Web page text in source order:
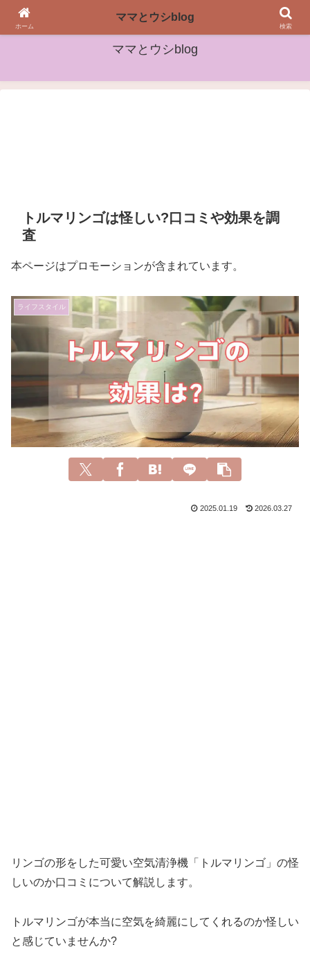
女性や子どもたちに役立つ情報をお届け
ママとウシblog
トルマリンゴは怪しい?口コミや効果を調
査
本ページはプロモーションが含まれています。
ライフスタイル
2025.01.19 2026.03.27
リンゴの形をした可愛い空気清浄機「トルマリンゴ」の怪
しいのか口コミについて解説します。
トルマリンゴが本当に空気を綺麗にしてくれるのか怪しい
と感じていませんか?
ホーム
ママとウシblog
検索